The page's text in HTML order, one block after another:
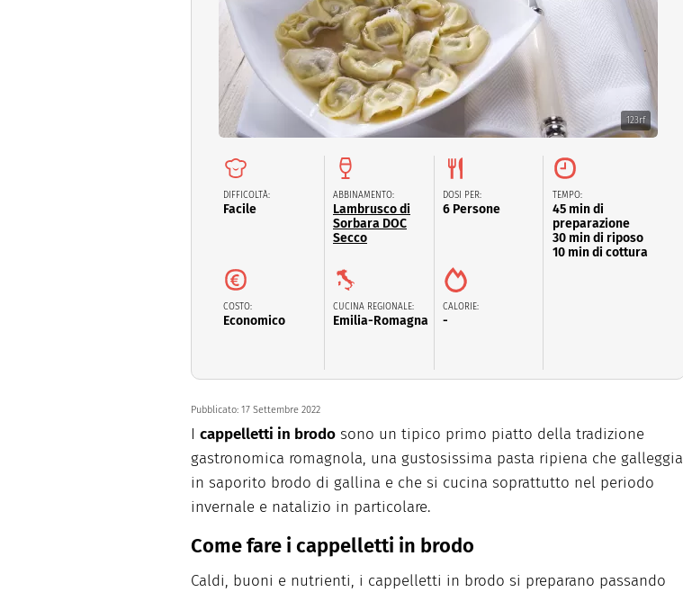
Dolci Pasqua
San Valentino
123rf
DIFFICOLTÀ:
Facile
ABBINAMENTO:
Lambrusco di
Sorbara DOC
Secco
COSTO:
Economico
CUCINA REGIONALE:
Emilia-Romagna
DOSI PER:
6 Persone
CALORIE:
-
TEMPO:
45 min di
preparazione
30 min di riposo
10 min di cottura
Pubblicato: 17 Settembre 2022
I cappelletti in brodo sono un tipico primo piatto della tradizione
gastronomica romagnola, una gustosissima pasta ripiena che galleggia
in saporito brodo di gallina e che si cucina soprattutto nel periodo
invernale e natalizio in particolare.
Come fare i cappelletti in brodo
Caldi, buoni e nutrienti, i cappelletti in brodo si preparano passando